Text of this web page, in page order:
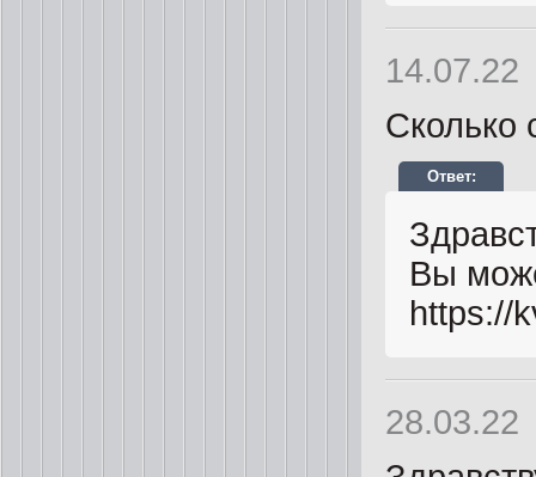
14.07.22
Сколько
Вы
https://
28.03.22